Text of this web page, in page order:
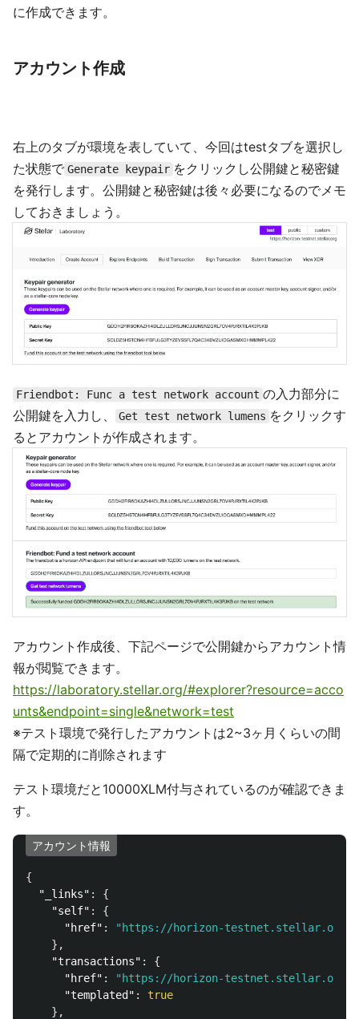
に作成できます。
アカウント作成
右上のタブが環境を表していて、今回はtestタブを選択し
た状態で Generate keypair をクリックし公開鍵と秘密鍵
を発行します。公開鍵と秘密鍵は後々必要になるのでメモ
しておきましょう。
Friendbot: Func a test network account の入力部分に
公開鍵を入力し、
Get test network lumens をクリックす
るとアカウントが作成されます。
アカウント作成後、下記ページで公開鍵からアカウント情
報が閲覧できます。
https://laboratory.stellar.org/#explorer?resource=acco
unts&endpoint=single&network=test
※テスト環境で発行したアカウントは2~3ヶ月くらいの間
隔で定期的に削除されます
テスト環境だと10000XLM付与されているのが確認できま
す。
アカウント情報
{
"_links" :
{
"self" :
{
"href" :
"https://horizon-testnet.stellar.org/accounts/
},
"transactions" :
{
"href" :
"https://horizon-testnet.stellar.org/
"templated" :
true
},